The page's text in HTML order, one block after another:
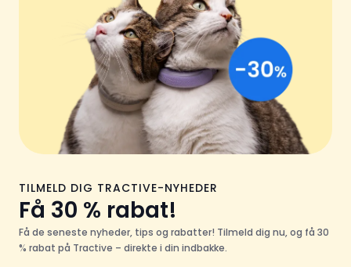
TILMELD DIG TRACTIVE-NYHEDER
Få 30 % rabat!
Få de seneste nyheder, tips og rabatter! Tilmeld dig nu, og få 30
% rabat på Tractive – direkte i din indbakke.